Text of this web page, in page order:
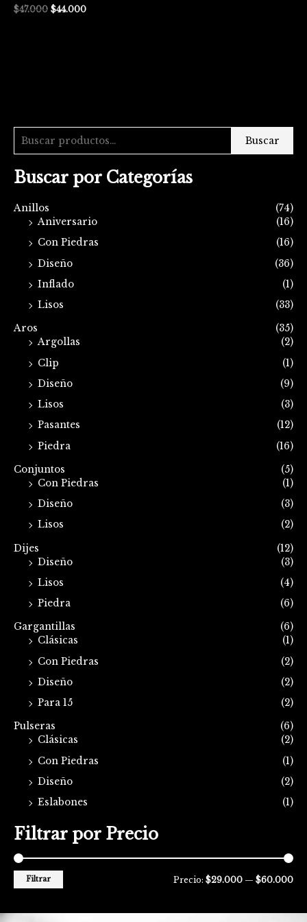
Buscar
Buscar por Categorías
Anillos
(74)
Aniversario
(16)
Con Piedras
(16)
Diseño
(36)
Inflado
(1)
Lisos
(33)
Aros
(35)
Argollas
(2)
Clip
(1)
Diseño
(9)
Lisos
(3)
Pasantes
(12)
Piedra
(16)
Conjuntos
(5)
Con Piedras
(1)
Diseño
(3)
Lisos
(2)
Dijes
(12)
Diseño
(3)
Lisos
(4)
Piedra
(6)
Gargantillas
(6)
Clásicas
(1)
Con Piedras
(2)
Diseño
(2)
Para 15
(2)
Pulseras
(6)
Clásicas
(2)
Con Piedras
(1)
Diseño
(2)
Eslabones
(1)
Filtrar por Precio
Filtrar Precio: $29.000 — $60.000
$47.000 $44.000